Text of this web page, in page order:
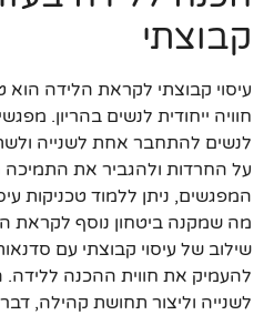
קבוצתי
עיסוי קבוצתי לקראת הלידה הוא
חוויה ייחודית לנשים בהריון.
לנשים להתחבר אחת לשנייה
על החרדות ולהגביר את
המפגשים, ניתן ללמוד טכניקות
מה שמקנה ביטחון נוסף לקראת
שילוב של עיסוי קבוצתי עם
להעמיק את חווית ההכנה ללידה.
לשנייה וליצור תחושת קהילה,